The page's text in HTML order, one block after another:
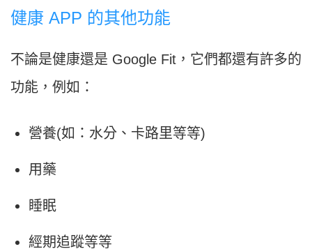
健康 APP 的其他功能
不論是健康還是 Google Fit，它們都還有許多的
功能，例如：
營養(如：水分、卡路里等等)
用藥
睡眠
經期追蹤等等